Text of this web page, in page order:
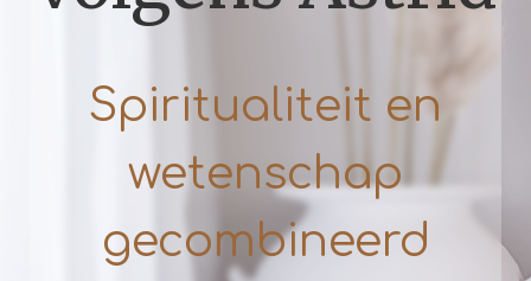
Spiritualiteit en
wetenschap
gecombineerd